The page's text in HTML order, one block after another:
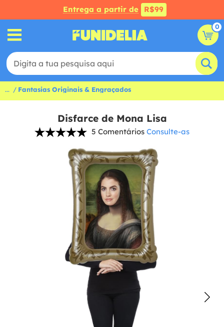
Entrega a partir de R$99
0
... Fantasias Originais & Engraçados
Disfarce de Mona Lisa
5 Comentários Consulte-as